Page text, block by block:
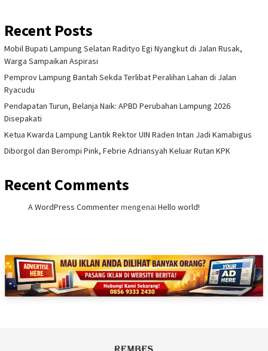
Recent Posts
Mobil Bupati Lampung Selatan Radityo Egi Nyangkut di Jalan Rusak,
Warga Sampaikan Aspirasi
Pemprov Lampung Bantah Sekda Terlibat Peralihan Lahan di Jalan
Ryacudu
Pendapatan Turun, Belanja Naik: APBD Perubahan Lampung 2026
Disepakati
Ketua Kwarda Lampung Lantik Rektor UIN Raden Intan Jadi Kamabigus
Diborgol dan Berompi Pink, Febrie Adriansyah Keluar Rutan KPK
Recent Comments
A WordPress Commentermengenai Hello world!